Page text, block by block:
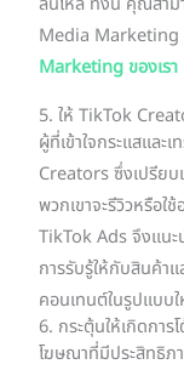
Media Marketing
Marketing ของเรา
5. ให้ TikTok
ผู้ที่เข้าใจกระแสแล
Creators ซึ่งเปรีย
พวกเขาจะรีวิวหรือ
TikTok Ads จึงแนะ
การรับรู้ให้กับสินค้า
คอนเทนต์ในรูปแบบ
6. กระตุ้นให้เกิดการ
โฆษณาที่มีประสิทธิภ